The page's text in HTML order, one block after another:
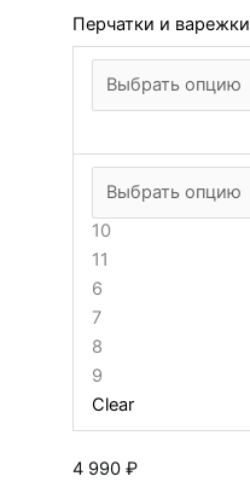
Перчатки и варежки
10
11
6
7
8
9
Clear
4 990 ₽